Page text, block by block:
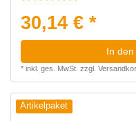
30,14 € *
In
* inkl. ges. MwSt. zzgl.
Artikelpaket